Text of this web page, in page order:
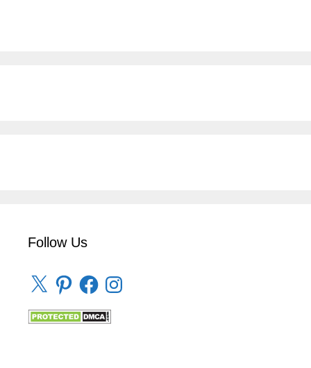
Follow Us
X PinterestFacebookInstagram